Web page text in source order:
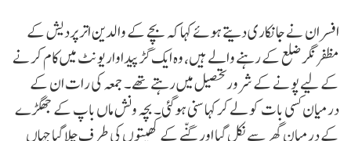
افسران نے جانکاری دیتے ہوئے کہا کہ بچے کے والدین اتر پردیش کے
مظفر نگر ضلع کے رہنے والے ہیں، وہ ایک گڑ پیداوار یونٹ میں کام کرنے
کے لیے پونے کے شرور تحصیل میں رہتے تھے۔ جمعہ کی رات ان کے
درمیان کسی بات کو لے کر کہا سنی ہوگئی۔ بچہ ونش ماں باپ کے جھگڑے
کے درمیان گھر سے نکل گیا اور گنّے کے کھیتوں کی طرف چلا گیا جہاں